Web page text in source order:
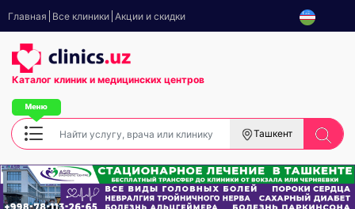
Главная Все клиники Акции и скидки
Каталог клиник и медицинских центров
Ташкент